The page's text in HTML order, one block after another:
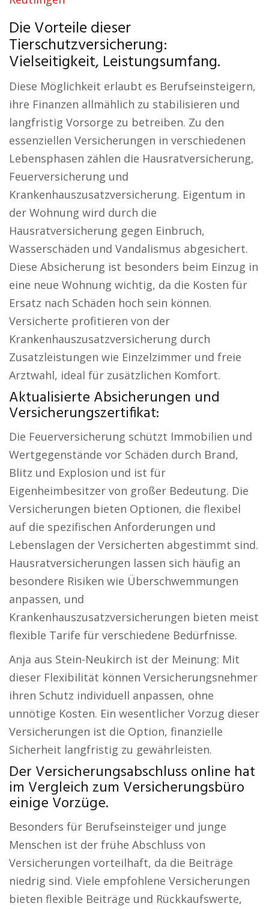
Die Vorteile dieser
Tierschutzversicherung:
Vielseitigkeit, Leistungsumfang.
Diese Möglichkeit erlaubt es Berufseinsteigern,
ihre Finanzen allmählich zu stabilisieren und
langfristig Vorsorge zu betreiben. Zu den
essenziellen Versicherungen in verschiedenen
Lebensphasen zählen die Hausratversicherung,
Feuerversicherung und
Krankenhauszusatzversicherung. Eigentum in
der Wohnung wird durch die
Hausratversicherung gegen Einbruch,
Wasserschäden und Vandalismus abgesichert.
Diese Absicherung ist besonders beim Einzug in
eine neue Wohnung wichtig, da die Kosten für
Ersatz nach Schäden hoch sein können.
Versicherte profitieren von der
Krankenhauszusatzversicherung durch
Zusatzleistungen wie Einzelzimmer und freie
Arztwahl, ideal für zusätzlichen Komfort.
Aktualisierte Absicherungen und
Versicherungszertifikat:
Die Feuerversicherung schützt Immobilien und
Wertgegenstände vor Schäden durch Brand,
Blitz und Explosion und ist für
Eigenheimbesitzer von großer Bedeutung. Die
Versicherungen bieten Optionen, die flexibel
auf die spezifischen Anforderungen und
Lebenslagen der Versicherten abgestimmt sind.
Hausratversicherungen lassen sich häufig an
besondere Risiken wie Überschwemmungen
anpassen, und
Krankenhauszusatzversicherungen bieten meist
flexible Tarife für verschiedene Bedürfnisse.
Anja aus Stein-Neukirch ist der Meinung: Mit
dieser Flexibilität können Versicherungsnehmer
ihren Schutz individuell anpassen, ohne
unnötige Kosten. Ein wesentlicher Vorzug dieser
Versicherungen ist die Option, finanzielle
Sicherheit langfristig zu gewährleisten.
Der Versicherungsabschluss online hat
im Vergleich zum Versicherungsbüro
einige Vorzüge.
Besonders für Berufseinsteiger und junge
Menschen ist der frühe Abschluss von
Versicherungen vorteilhaft, da die Beiträge
niedrig sind. Viele empfohlene Versicherungen
bieten flexible Beiträge und Rückkaufswerte,